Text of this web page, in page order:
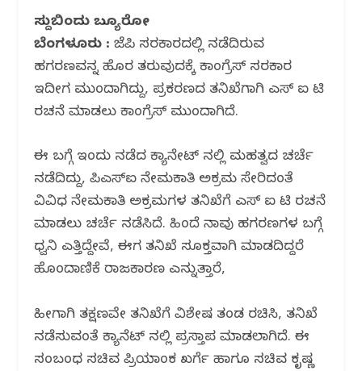
c
e
b
o
k
itt
e
r
at
s
A
p
g
ra
m
ar
e
ಸುದ್ದಿಬಿಂದು ಬ್ಯೂರೋ
ಬೆಂಗಳೂರು :ಬಿಜೆಪಿ ಸರಕಾರದಲ್ಲಿ‌‌ ನಡೆದಿರುವ
ಹಗರಣವನ್ನ ಹೊರ ‌ತರುವುದಕ್ಕೆ ಕಾಂಗ್ರೆಸ್ ಸರಕಾರ
‌ಇದೀಗ ಮುಂದಾಗಿದ್ದು, ಪ್ರಕರಣದ ತನಿಖೆಗಾಗಿ ಎಸ್ ಐ ಟಿ
ರಚನೆ ಮಾಡಲು ಕಾಂಗ್ರೆಸ್ ‌ಮುಂದಾಗಿದೆ.
ಈ ಬಗ್ಗೆ ಇಂದು ನಡೆದ ಕ್ಯಾಬಿನೇಟ್ ನಲ್ಲಿ ಮಹತ್ವದ ಚರ್ಚೆ
ನಡೆದಿದ್ದು, ಪಿಎಸ್‌ಐ ನೇಮಕಾತಿ ಅಕ್ರಮ ಸೇರಿದಂತೆ
ವಿವಿಧ ನೇಮಕಾತಿ ಅಕ್ರಮಗಳ ತನಿಖೆಗೆ ಎಸ್ ಐ ಟಿ ರಚನೆ
ಮಾಡಲು ಚರ್ಚೆ ನಡೆಸಿದೆ. ಹಿಂದೆ ನಾವು ಹಗರಣಗಳ ಬಗ್ಗೆ
ಧ್ವನಿ ಎತ್ತಿದ್ದೇವೆ, ಈಗ ತನಿಖೆ ಸೂಕ್ತವಾಗಿ ಮಾಡದಿದ್ದರೆ
ಹೊಂದಾಣಿಕೆ ರಾಜಕಾರಣ ಎನ್ನುತ್ತಾರೆ,
ಹೀಗಾಗಿ ತಕ್ಷಣವೇ ತನಿಖೆಗೆ ವಿಶೇಷ ತಂಡ ರಚಿಸಿ, ತನಿಖೆ
ನಡೆಸುವಂತೆ ಕ್ಯಾಬಿನೆಟ್ ನಲ್ಲಿ ಪ್ರಸ್ತಾಪ ಮಾಡಲಾಗಿದೆ. ಈ
ಸಂಬಂಧ ಸಚಿವ ಪ್ರಿಯಾಂಕ ಖರ್ಗೆ ಹಾಗೂ ಸಚಿವ ಕೃಷ್ಣ